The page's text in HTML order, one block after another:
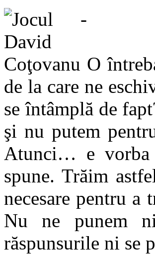
O
de la care ne
se întâmplă de
şi nu putem
Atunci… e vorba
spune. Trăim
necesare pentru
Nu ne punem
răspunsurile ni se